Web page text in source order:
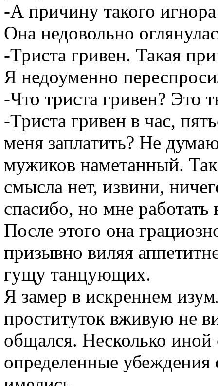
-А причину такого
Она недовольно
-Триста гривен. Такая
Я недоуменно
-Что триста гривен? Это
-Триста гривен в час,
меня заплатить? Не
мужиков наметанный. Так
смысла нет, извини,
спасибо, но мне
После этого она
призывно виляя
гущу танцующих.
Я замер в искреннем
проституток вживую не
общался. Несколько иной
определенные убеждения